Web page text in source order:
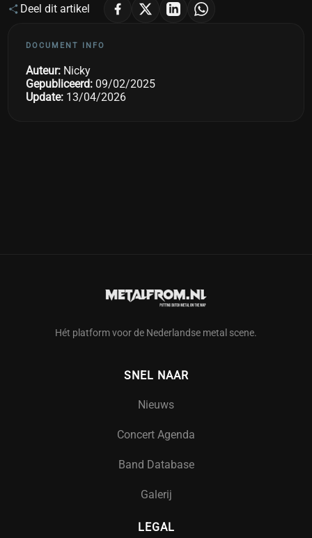
Deel dit artikel
DOCUMENT INFO
Auteur: Nicky
Gepubliceerd: 09/02/2025
Update: 13/04/2026
Hét platform voor de Nederlandse metal scene.
SNEL NAAR
Nieuws
Concert Agenda
Band Database
Galerij
LEGAL